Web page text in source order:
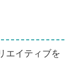
エイティブを